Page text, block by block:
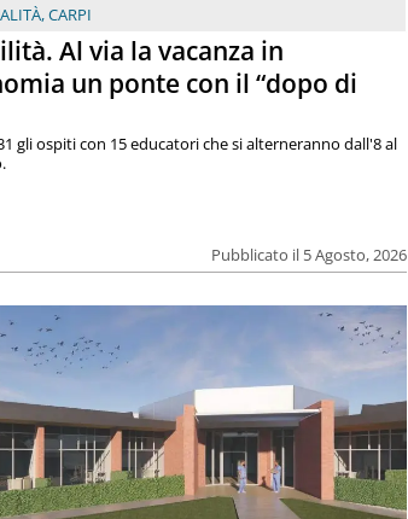
,CARPI
Al via la vacanza in
un ponte con il “dopo di
Pubblicato il 5 Agosto, 2026
gli ospiti con 15 educatori che si alterneranno dall'8 al